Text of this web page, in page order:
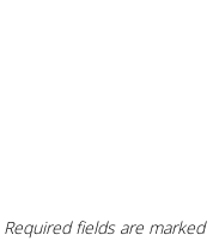
Required fields are marked